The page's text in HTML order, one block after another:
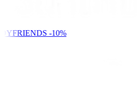
-10%